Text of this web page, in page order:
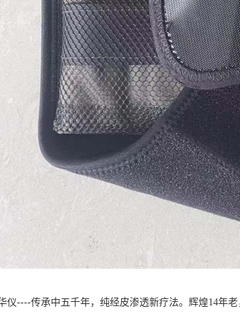
仪----传承中五千年，纯经皮渗透新疗法。辉煌14年